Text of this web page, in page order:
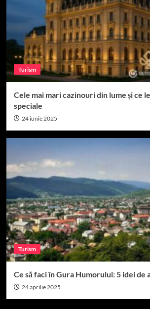
Turism
Cele mai mari cazinouri din lume și ce
speciale
24 iunie 2025
Turism
Ce să faci în Gura Humorului: 5 idei de
24 aprilie 2025